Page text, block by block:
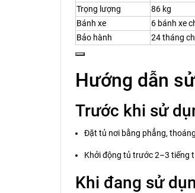
Trọng lượng
86 kg
Bánh xe
6 bánh xe
Bảo hành
24 tháng
Hướng dẫn
Trước khi sử
Đặt tủ nơi bằng phẳng,
Khởi động tủ trước 2–3 tiếng
Khi đang sử